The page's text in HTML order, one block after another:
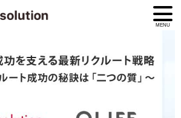
MENU
成功を支える最新リ
略 ～第一回 リクルー
訣は「二つの質」～